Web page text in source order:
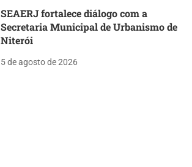
SEAERJ fortalece diálogo com a
Secretaria Municipal de Urbanismo de
Niterói
5 de agosto de 2026